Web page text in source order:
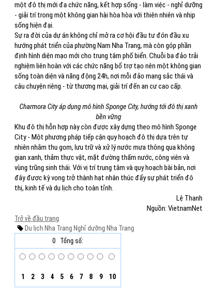
một đô thị mới đa chức năng, kết hợp sống - làm việc - nghỉ dưỡng
- giải trí trong một không gian hài hòa hòa với thiên nhiên và nhịp
sống hiện đại.
Sự ra đời của dự án không chỉ mở ra cơ hội đầu tư đón đầu xu
hướng phát triển của phường Nam Nha Trang, mà còn góp phần
định hình diện mạo mới cho trung tâm phố biển. Chuỗi ba đảo trải
nghiệm liên hoàn với các chức năng bổ trợ tạo nên một không gian
sống toàn diện và năng động 24h, nơi mỗi đảo mang sắc thái và
câu chuyện riêng - từ thương mại, giải trí đến an cư cao cấp.
Charmora City áp dụng mô hình Sponge City, hướng tới đô thị xanh
bền vững
Khu đô thị hỗn hợp này còn được xây dựng theo mô hình Sponge
City - Một phương pháp tiếp cận quy hoạch đô thị dựa trên tự
nhiên nhằm thu gom, lưu trữ và xử lý nước mưa thông qua không
gian xanh, thảm thực vật, mặt đường thấm nước, công viên và
vùng trũng sinh thái. Với vị trí trung tâm và quy hoạch bài bản, nơi
đây được kỳ vọng trở thành hạt nhân thúc đẩy sự phát triển đô
thị, kinh tế và du lịch cho toàn tỉnh.
Lệ Thanh
Nguồn: VietnamNet
Trở về đầu trang
Du lịch Nha Trang Nghỉ dưỡng Nha Trang
0
Tổng số:
1 2 3 4 5 6 7 8 9 10